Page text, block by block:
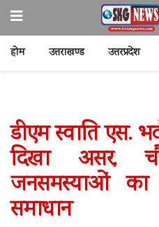
होम उत्तराखण्ड उत्तरप्रदेश
डीएम स्वाति एस.
दिखा असर,
जनसमस्याओं
समाधान